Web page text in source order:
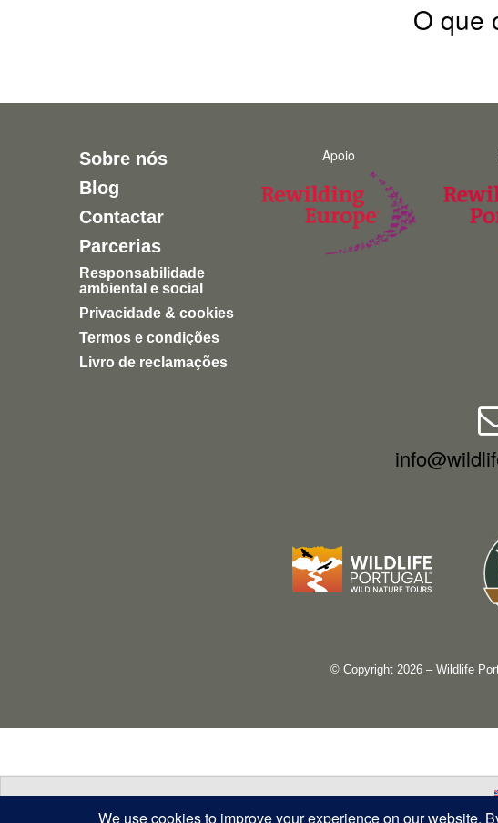
O que
Sobre nós
Blog
Contactar
Parcerias
Responsabilidade
ambiental e social
Privacidade & cookies
Termos e condições
Livro de reclamações
Apoio
© Copyright 2026 – Wildlife